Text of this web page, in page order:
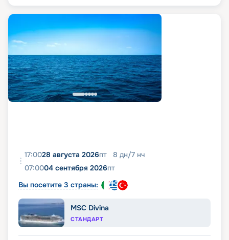
17:0028 августа 2026пт 8 дн/7 нч
07:0004 сентября 2026пт
Вы посетите 3 страны:
MSC Divina
СТАНДАРТ